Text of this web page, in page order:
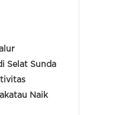
Selat Sunda
Naik